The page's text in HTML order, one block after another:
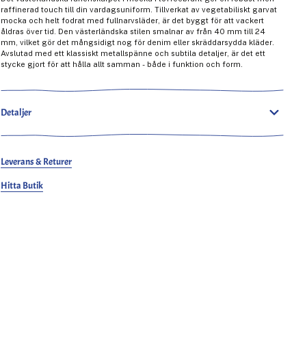
raffinerad touch till din vardagsuniform. Tillverkat av vegetabiliskt garvat
mocka och helt fodrat med fullnarvsläder, är det byggt för att vackert
åldras över tid. Den västerländska stilen smalnar av från 40 mm till 24
mm, vilket gör det mångsidigt nog för denim eller skräddarsydda kläder.
Avslutad med ett klassiskt metallspänne och subtila detaljer, är det ett
stycke gjort för att hålla allt samman - både i funktion och form.
Detaljer
Leverans & Returer
Hitta Butik